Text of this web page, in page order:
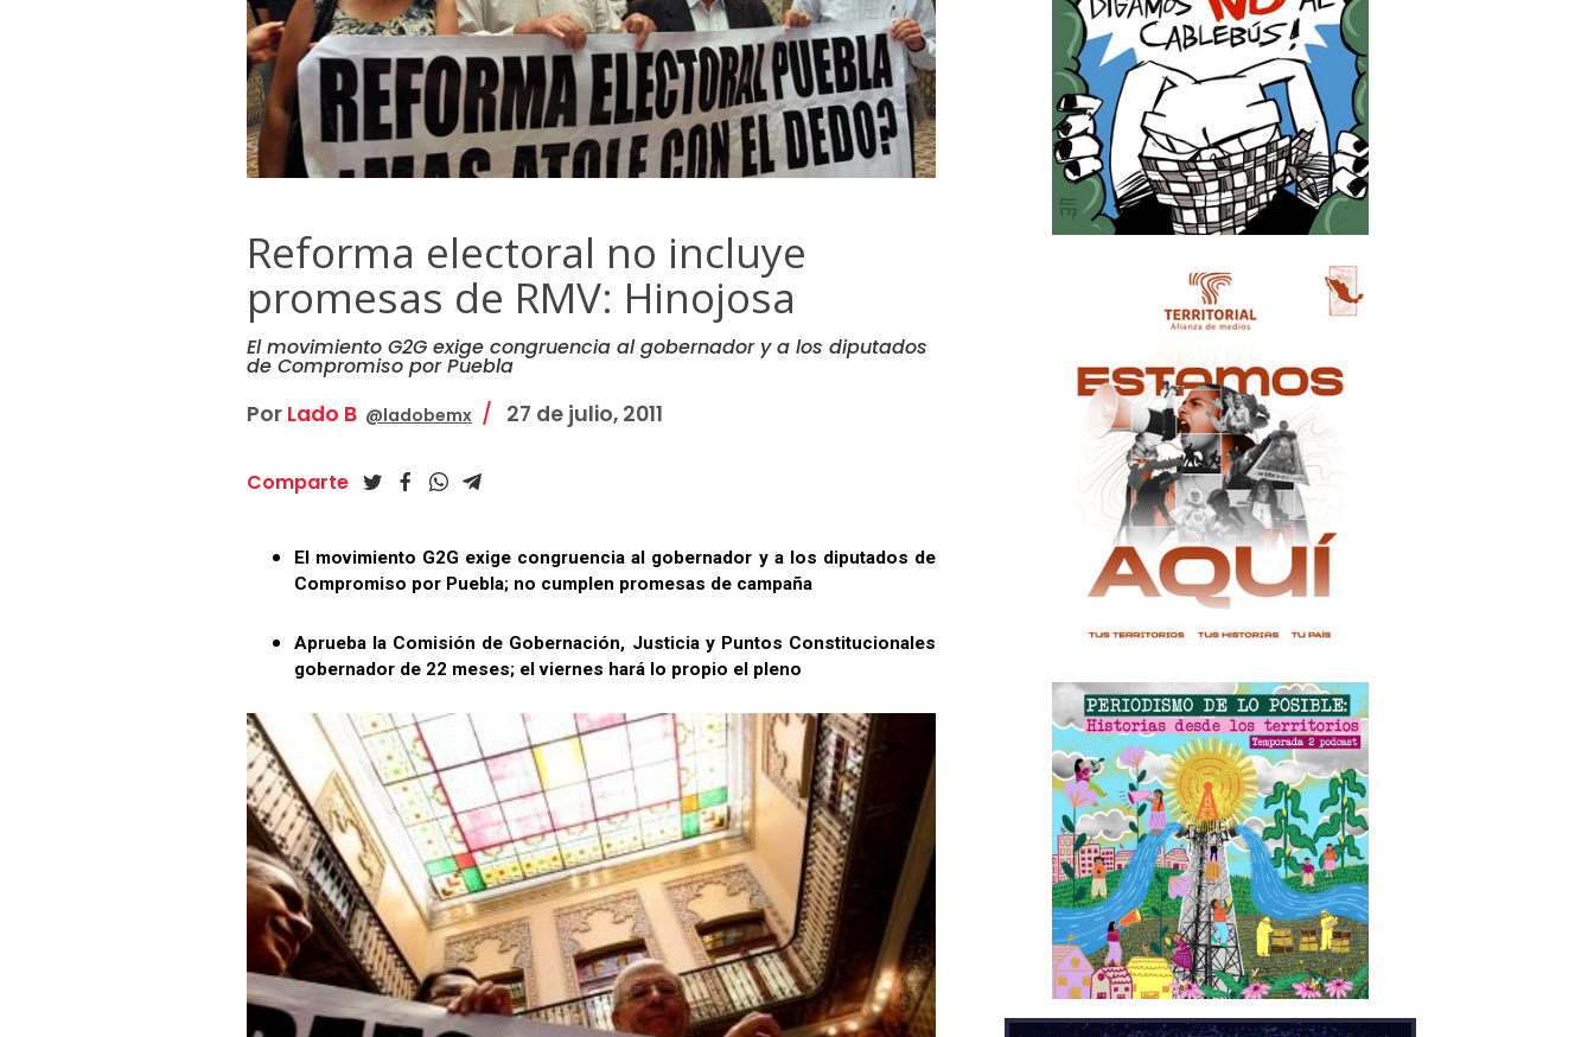
Reforma electoral no incluye
promesas de RMV: Hinojosa
El movimiento G2G exige congruencia al gobernador y a los diputados
de Compromiso por Puebla
Por Lado B @ladobemx 27 de julio, 2011
Comparte
El movimiento G2G exige congruencia al gobernador y a los diputados de
Compromiso por Puebla; no cumplen promesas de campaña
Aprueba la Comisión de Gobernación, Justicia y Puntos Constitucionales
gobernador de 22 meses; el viernes hará lo propio el pleno